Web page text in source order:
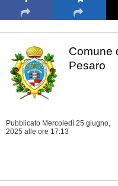
Comune
Pesaro
Pubblicato Mercoledì 25 giugno,
2025 alle ore 17:13